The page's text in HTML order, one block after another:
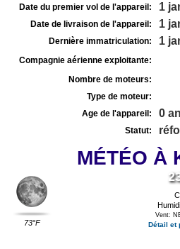
Date du premier vol de l'appareil: 1
Date de livraison de l'appareil: 1
Dernière immatriculation: 1
Compagnie aérienne exploitante:
Nombre de moteurs:
Type de moteur:
Age de l'appareil:
0
Statut:
MÉTÉO À
73°F
Vent:
Détail et